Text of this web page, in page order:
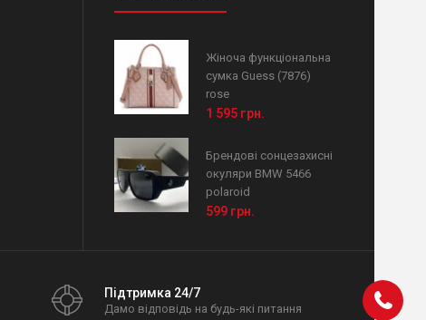
Жіноча функціональна
сумка Guess (7876)
rose
1 595 грн.
Брендові сонцезахисні
окуляри BMW 5466
polaroid
599 грн.
Підтримка 24/7
Дамо відповідь на будь-які питання